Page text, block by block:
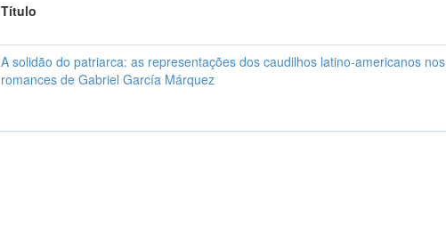
Título
A solidão do patriarca: as representações dos caudilhos latino-americanos nos
romances de Gabriel García Márquez